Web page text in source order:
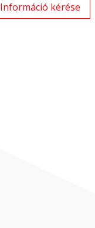
Információ kérése